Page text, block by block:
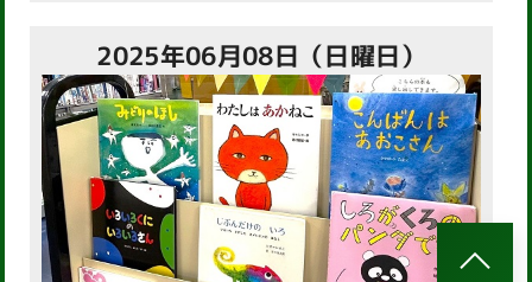
2025年06月08日（日曜日）